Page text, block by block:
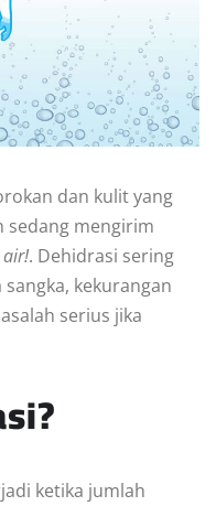
dan kulit yang
sedang mengirim
. Dehidrasi sering
kekurangan
serius jika
ketika jumlah